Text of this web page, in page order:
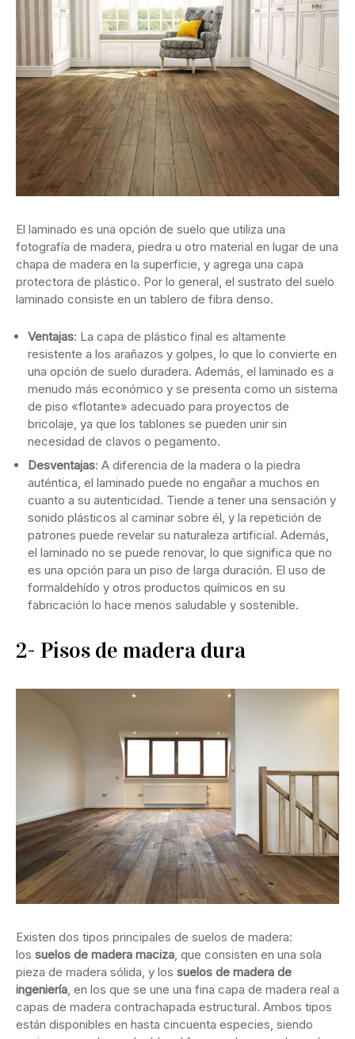
El laminado es una opción de suelo que utiliza una
fotografía de madera, piedra u otro material en lugar de una
chapa de madera en la superficie, y agrega una capa
protectora de plástico. Por lo general, el sustrato del suelo
laminado consiste en un tablero de fibra denso.
Ventajas: La capa de plástico final es altamente
resistente a los arañazos y golpes, lo que lo convierte en
una opción de suelo duradera. Además, el laminado es a
menudo más económico y se presenta como un sistema
de piso «flotante» adecuado para proyectos de
bricolaje, ya que los tablones se pueden unir sin
necesidad de clavos o pegamento.
Desventajas: A diferencia de la madera o la piedra
auténtica, el laminado puede no engañar a muchos en
cuanto a su autenticidad. Tiende a tener una sensación y
sonido plásticos al caminar sobre él, y la repetición de
patrones puede revelar su naturaleza artificial. Además,
el laminado no se puede renovar, lo que significa que no
es una opción para un piso de larga duración. El uso de
formaldehído y otros productos químicos en su
fabricación lo hace menos saludable y sostenible.
2- Pisos de madera dura
Existen dos tipos principales de suelos de madera:
los suelos de madera maciza, que consisten en una sola
pieza de madera sólida, y los suelos de madera de
ingeniería, en los que se une una fina capa de madera real a
capas de madera contrachapada estructural. Ambos tipos
están disponibles en hasta cincuenta especies, siendo